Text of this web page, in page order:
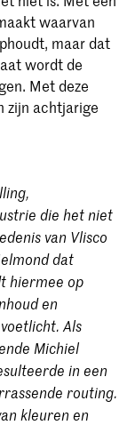
waarvan
maar dat
wordt de
Met deze
zijn achtjarige
die het niet
van Vlisco
dat
hiermee op
en
Als
Michiel
in een
routing.
kleuren en